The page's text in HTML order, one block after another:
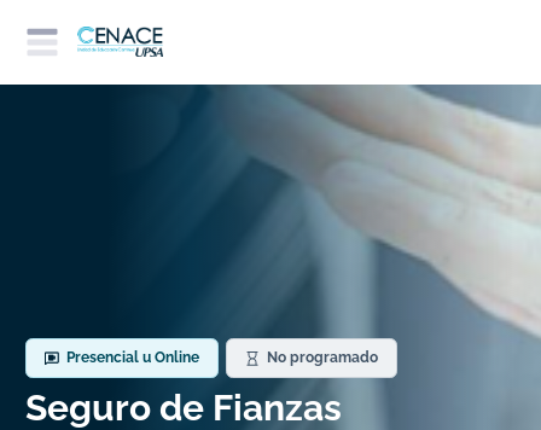
Presencial u Online No programado
Seguro de Fianzas